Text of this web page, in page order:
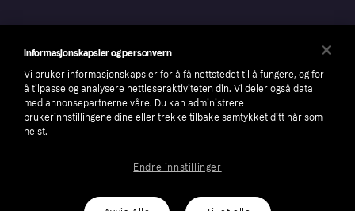
number: 556737-0431
Informasjonskapsler og personvern
Vi bruker informasjonskapsler for å få nettstedet til å fungere, og for
å tilpasse og analysere nettleseraktiviteten din. Vi deler også data
med annonsepartnerne våre. Du kan administrere
brukerinnstillingene dine eller trekke tilbake samtykket ditt når som
helst.
Endre innstillinger